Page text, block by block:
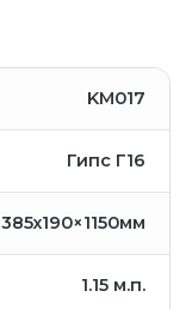
KM017
Гипс Г16
1.15 м.п.